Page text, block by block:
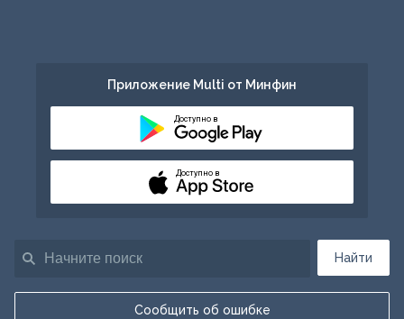
Найти
Сообщить об ошибке
Приложение Multi от Минфин
Доступно в
Доступно в